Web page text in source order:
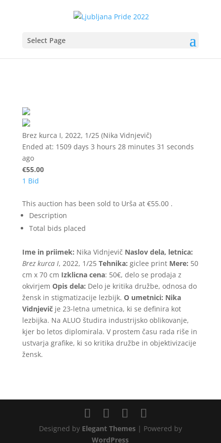
Select Page
Brez kurca I, 2022, 1/25 (Nika Vidnjevič)
Ended at: 1509days 3 hours 28minutes 31 seconds
ago
€55.00
1 Bid
This auction has been sold to Urša at €55.00 .
Description
Total bids placed
Ime in priimek: Nika Vidnjevič Naslov dela, letnica:
Brez kurca I, 2022, 1/25 Tehnika: giclee print Mere: 50
cm x 70 cm Izklicna cena: 50€, delo se prodaja z
okvirjem Opis dela: Delo je kritika družbe, odnosa do
žensk in stigmatizacije lezbijk. O umetnici: Nika
Vidnjevičje 23-letna umetnica, ki se definira kot
lezbijka. Na ALUO študira industrijsko oblikovanje,
kjer bo letos diplomirala. V prostem času rada riše in
ustvarja grafike, ki so kritika družbe in objektivizacije
žensk.
Designed by Elegant Themes| Powered by
WordPress